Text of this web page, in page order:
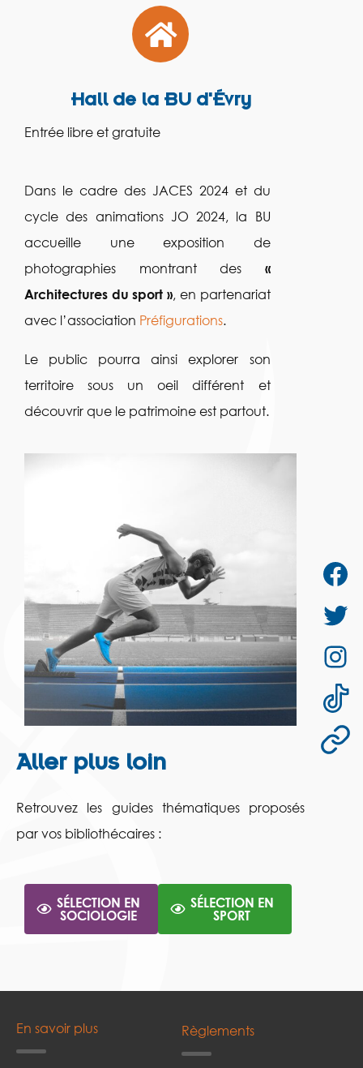
Hall de la BU d'Évry
Entrée libre et gratuite
Dans le cadre des JACES 2024 et du
cycle des animations JO 2024, la BU
accueille une exposition de
photographies montrant des «
Architectures du sport », en partenariat
avec l’association Préfigurations.
Le public pourra ainsi explorer son
territoire sous un oeil différent et
découvrir que le patrimoine est partout.
Aller plus loin
Retrouvez les guides thématiques proposés
par vos bibliothécaires :
SÉLECTION EN
SOCIOLOGIE
SÉLECTION EN
SPORT
En savoir plus Règlements